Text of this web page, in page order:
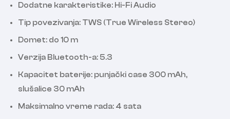
Dodatne karakteristike: Hi-Fi Audio
Tip povezivanja: TWS (True Wireless Stereo)
Domet: do 10 m
Verzija Bluetooth-a: 5.3
Kapacitet baterije: punjački case 300 mAh,
slušalice 30 mAh
Maksimalno vreme rada: 4 sata